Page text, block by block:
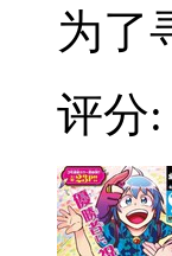
为了
评分: